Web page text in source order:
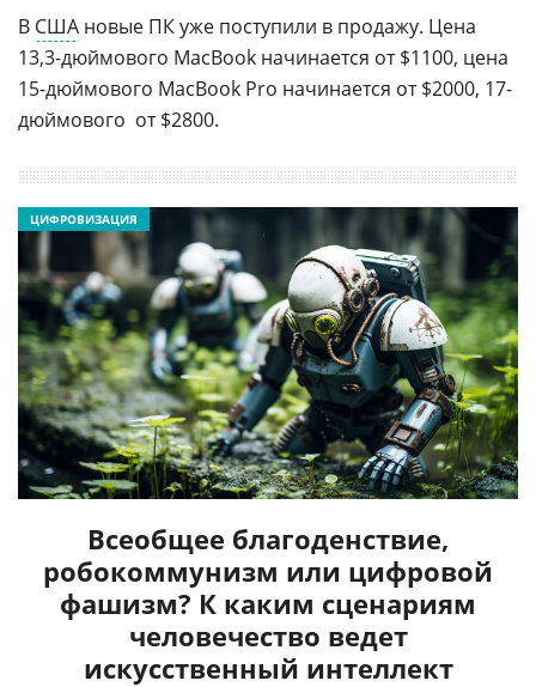
В США новые ПК уже поступили в продажу. Цена
13,3-дюймового MacBook начинается от $1100, цена
15-дюймового MacBook Pro начинается от $2000, 17-
дюймового  от $2800.
Всеобщее благоденствие,
робокоммунизм или цифровой
фашизм? К каким сценариям
человечество ведет
искусственный интеллект
ЦИФРОВИЗАЦИЯ